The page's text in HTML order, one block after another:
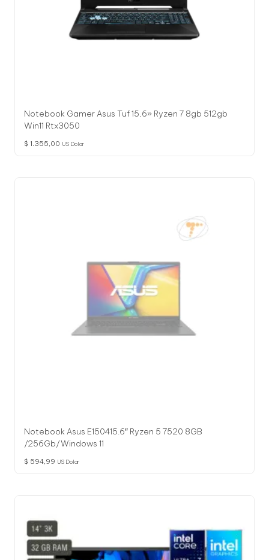
Notebook Gamer Asus Tuf 15,6» Ryzen 7 8gb 512gb
Win11 Rtx3050
$ 1.355,00 US Dolar
Notebook Asus E150415.6″ Ryzen 5 7520 8GB
/256Gb/Windows 11
$ 594,99 US Dolar